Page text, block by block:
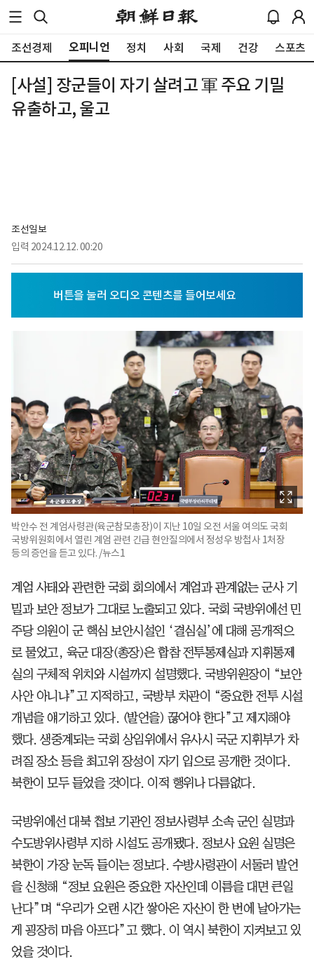
조선경제 오피니언 정치 사회 국제 건강 스포츠
[사설] 장군들이 자기 살려고 軍 주요 기밀
유출하고, 울고
조선일보
입력 2024.12.12. 00:20
박안수 전 계엄사령관(육군참모총장)이 지난 10일 오전 서울 여의도 국회
국방위원회에서 열린 계엄 관련 긴급 현안질의에서 정성우 방첩사 1처장
등의 증언을 듣고 있다. /뉴스1
계엄 사태와 관련한 국회 회의에서 계엄과 관계없는 군사 기
밀과 보안 정보가 그대로 노출되고 있다. 국회 국방위에선 민
주당 의원이 군 핵심 보안시설인 ‘결심실’에 대해 공개적으
로 물었고, 육군 대장(총장)은 합참 전투통제실과 지휘통제
실의 구체적 위치와 시설까지 설명했다. 국방위원장이 “보안
사안 아니냐”고 지적하고, 국방부 차관이 “중요한 전투 시설
개념을 얘기하고 있다. (발언을) 끊어야 한다”고 제지해야
했다. 생중계되는 국회 상임위에서 유사시 국군 지휘부가 차
려질 장소 등을 최고위 장성이 자기 입으로 공개한 것이다.
북한이 모두 들었을 것이다. 이적 행위나 다름없다.
국방위에선 대북 첩보 기관인 정보사령부 소속 군인 실명과
수도방위사령부 지하 시설도 공개됐다. 정보사 요원 실명은
북한이 가장 눈독 들이는 정보다. 수방사령관이 서둘러 발언
을 신청해 “정보 요원은 중요한 자산인데 이름을 대면 큰일
난다”며 “우리가 오랜 시간 쌓아온 자산이 한 번에 날아가는
게 굉장히 마음 아프다”고 했다. 이 역시 북한이 지켜보고 있
었을 것이다.